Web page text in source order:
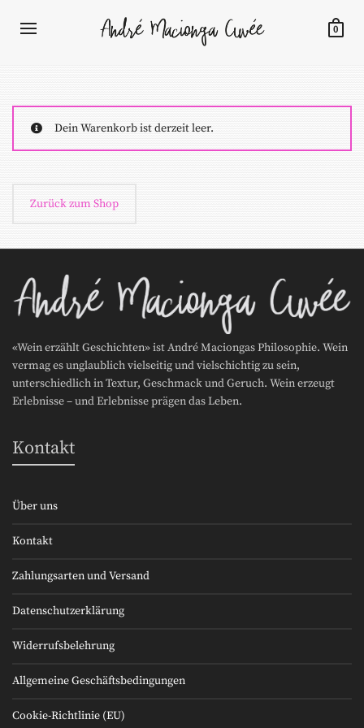
0
Dein Warenkorb ist derzeit leer.
Zurück zum Shop
«Wein erzählt Geschichten» ist André Maciongas Philosophie. Wein
vermag es unglaublich vielseitig und vielschichtig zu sein,
unterschiedlich in Textur, Geschmack und Geruch. Wein erzeugt
Erlebnisse – und Erlebnisse prägen das Leben.
Kontakt
Über uns
Kontakt
Zahlungsarten und Versand
Datenschutzerklärung
Widerrufsbelehrung
Allgemeine Geschäftsbedingungen
Cookie-Richtlinie (EU)